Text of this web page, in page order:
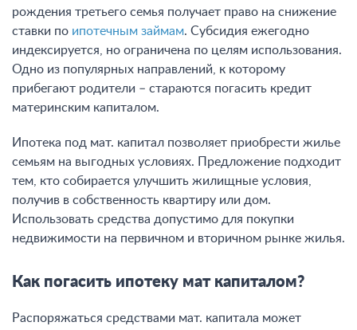
рождения третьего семья получает право на снижение
ставки по ипотечным займам. Субсидия ежегодно
индексируется, но ограничена по целям использования.
Одно из популярных направлений, к которому
прибегают родители – стараются погасить кредит
материнским капиталом.
Ипотека под мат. капитал позволяет приобрести жилье
семьям на выгодных условиях. Предложение подходит
тем, кто собирается улучшить жилищные условия,
получив в собственность квартиру или дом.
Использовать средства допустимо для покупки
недвижимости на первичном и вторичном рынке жилья.
Как погасить ипотеку мат капиталом?
Распоряжаться средствами мат. капитала может